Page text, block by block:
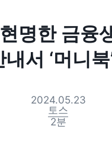
명한 금융
서 ‘머니
2024.05.23
토스
2분